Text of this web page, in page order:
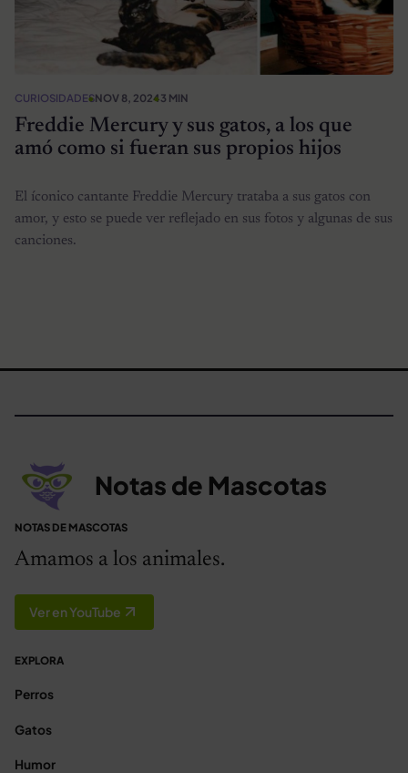
CURIOSIDADESNOV 8, 20243 MIN
Freddie Mercury y sus gatos, a los que
amó como si fueran sus propios hijos
El íconico cantante Freddie Mercury trataba a sus gatos con
amor, y esto se puede ver reflejado en sus fotos y algunas de sus
canciones.
Notas de Mascotas
NOTAS DE MASCOTAS
Amamos a los animales.
Ver en YouTube
EXPLORA
Perros
Gatos
Humor